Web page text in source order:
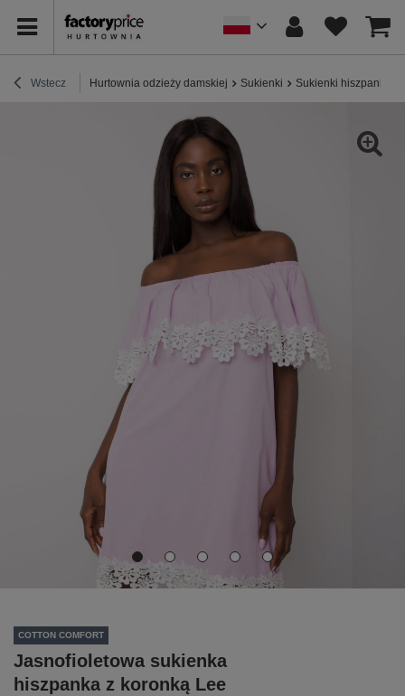
Wstecz Hurtownia odzieży damskiej Sukienki Sukienki hiszpanki
COTTON COMFORT
Jasnofioletowa sukienka
hiszpanka z koronką Lee